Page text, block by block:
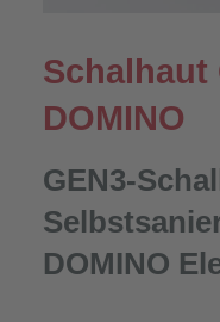
Schalhaut
DOMINO
GEN3-
DOMINO